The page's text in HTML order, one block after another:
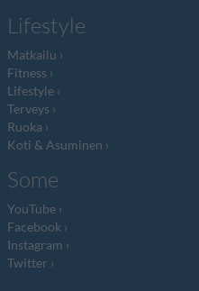
Lifestyle
Matkailu
Fitness
Lifestyle
Terveys
Ruoka
Koti & Asuminen
Some
YouTube
Facebook
Instagram
Twitter